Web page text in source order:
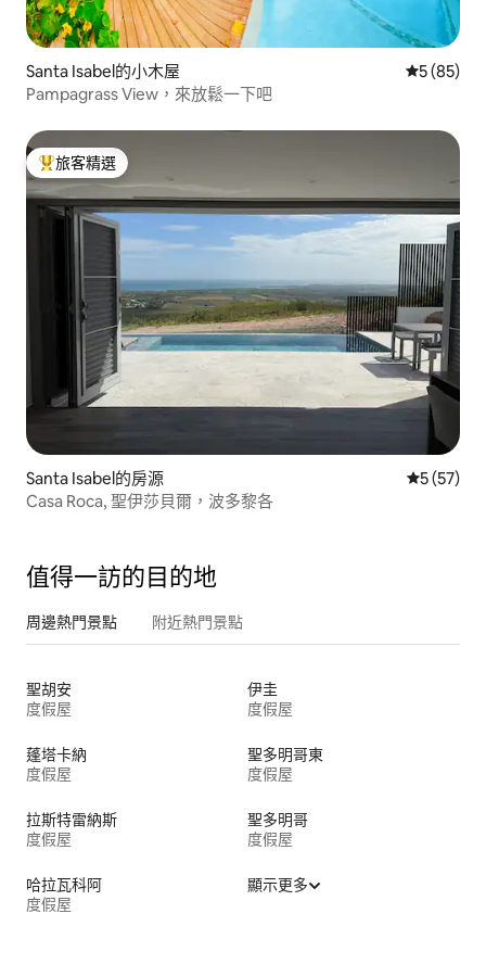
Santa Isabel的小木屋 從 85 則評
5 (85)
Pampagrass View，來放鬆一下吧
旅客精選榜首
旅客精選
Santa Isabel的房源 從 57 則評
5 (57)
Casa Roca, 聖伊莎貝爾，波多黎各
值得一訪的目的地
周邊熱門景點 附近熱門景點
聖胡安
度假屋
伊圭
度假屋
蓬塔卡納
度假屋
聖多明哥東
度假屋
拉斯特雷納斯
度假屋
聖多明哥
度假屋
哈拉瓦科阿
度假屋
顯示更多